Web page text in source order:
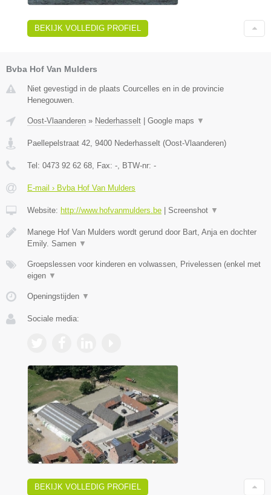
BEKIJK VOLLEDIG PROFIEL
Bvba Hof Van Mulders
Niet gevestigd in de plaats Courcelles en in de provincie
Henegouwen.
Oost-Vlaanderen » Nederhasselt Google maps ▼
Paellepelstraat 42, 9400 Nederhasselt (Oost-Vlaanderen)
Tel: 0473 92 62 68, Fax: -, BTW-nr: -
E-mail › Bvba Hof Van Mulders
Website: http://www.hofvanmulders.be Screenshot ▼
Manege Hof Van Mulders wordt gerund door Bart, Anja en dochter
Emily. Samen ▼
Groepslessen voor kinderen en volwassen, Privelessen (enkel met
eigen ▼
Openingstijden ▼
Sociale media:
BEKIJK VOLLEDIG PROFIEL